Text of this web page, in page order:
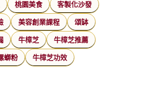
桃園美食 客製化沙發
美容創業課程 頌缽
牛樟芝 牛樟芝推薦
螄粉 牛樟芝功效